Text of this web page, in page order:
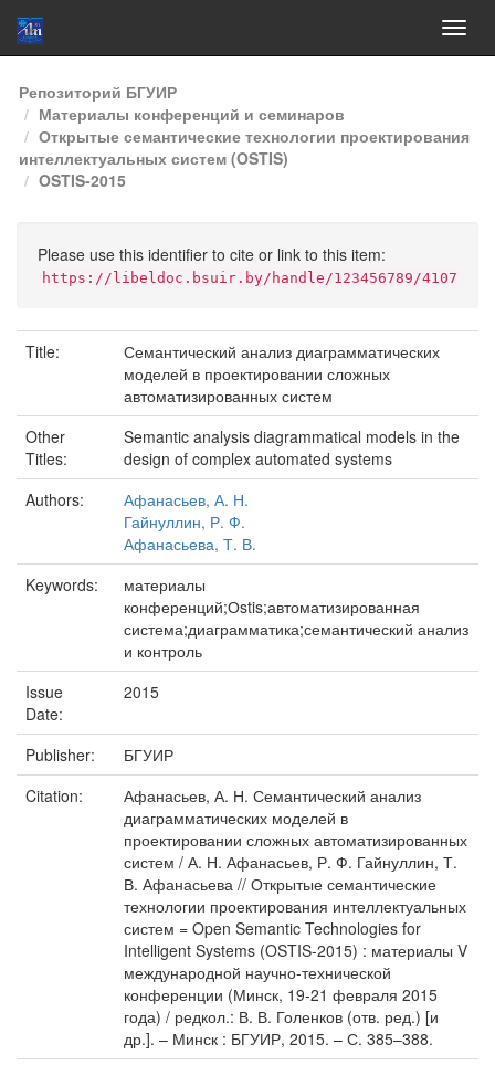
Skip
navigation
Репозиторий БГУИР
Материалы конференций и семинаров
Открытые семантические технологии проектирования
интеллектуальных систем (OSTIS)
OSTIS-2015
Please use this identifier to cite or link to this item:
https://libeldoc.bsuir.by/handle/123456789/4107
Title:
Семантический анализ диаграмматических
моделей в проектировании сложных
автоматизированных систем
Other
Titles:
Semantic analysis diagrammatical models in the
design of complex automated systems
Authors:
Афанасьев, А. Н.
Гайнуллин, Р. Ф.
Афанасьева, Т. В.
Keywords:
материалы
конференций;Оstis;автоматизированная
система;диаграмматика;семантический анализ
и контроль
Issue
Date:
2015
Publisher:
БГУИР
Citation:
Афанасьев, А. Н. Семантический анализ
диаграмматических моделей в
проектировании сложных автоматизированных
систем / А. Н. Афанасьев, Р. Ф. Гайнуллин, Т.
В. Афанасьева // Открытые семантические
технологии проектирования интеллектуальных
систем = Open Semantic Technologies for
Intelligent Systems (OSTIS-2015) : материалы V
международной научно-технической
конференции (Минск, 19-21 февраля 2015
года) / редкол.: В. В. Голенков (отв. ред.) [и
др.]. – Минск : БГУИР, 2015. – С. 385–388.